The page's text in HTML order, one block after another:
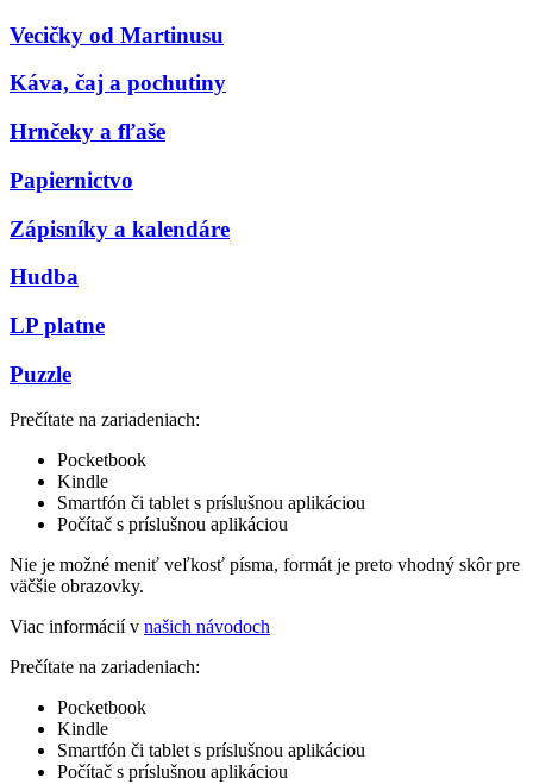
Vecičky od Martinusu
Káva, čaj a pochutiny
Hrnčeky a fľaše
Papiernictvo
Zápisníky a kalendáre
Hudba
LP platne
Puzzle
Prečítate na zariadeniach:
Pocketbook
Kindle
Smartfón či tablet s príslušnou aplikáciou
Počítač s príslušnou aplikáciou
Nie je možné meniť veľkosť písma, formát je preto vhodný skôr pre
väčšie obrazovky.
Viac informácií v našich návodoch
Prečítate na zariadeniach:
Pocketbook
Kindle
Smartfón či tablet s príslušnou aplikáciou
Počítač s príslušnou aplikáciou